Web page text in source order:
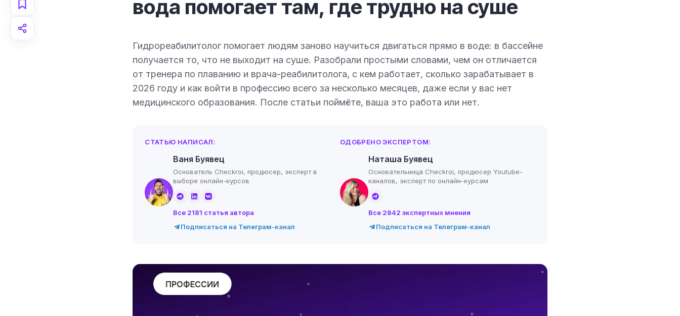
вода помогает там, где трудно на суше
Гидрореабилитолог помогает людям заново научиться двигаться прямо в воде: в бассейне
получается то, что не выходит на суше. Разобрали простыми словами, чем он отличается
от тренера по плаванию и врача-реабилитолога, с кем работает, сколько зарабатывает в
2026 году и как войти в профессию всего за несколько месяцев, даже если у вас нет
медицинского образования. После статьи поймёте, ваша это работа или нет.
СТАТЬЮ НАПИСАЛ:
Ваня Буявец
Основатель Checkroi, продюсер, эксперт в
выборе онлайн-курсов
Все 2181 статья автора
Подписаться на Телеграм-канал
ОДОБРЕНО ЭКСПЕРТОМ:
Наташа Буявец
Основательница Checkroi, продюсер Youtube-
каналов, эксперт по онлайн-курсам
Все 2842 экспертных мнения
Подписаться на Телеграм-канал